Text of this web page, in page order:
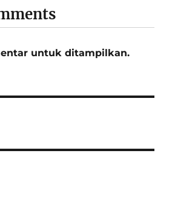
untuk ditampilkan.